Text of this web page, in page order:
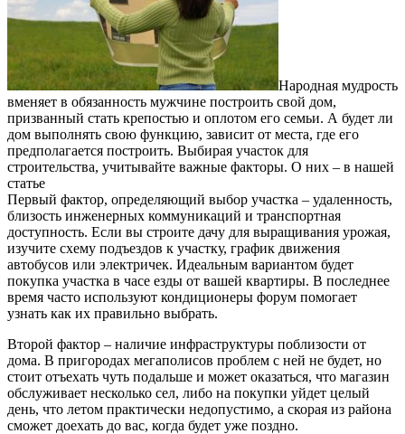
Народная мудрость
вменяет в обязанность мужчине построить свой дом,
призванный стать крепостью и оплотом его семьи. А будет ли
дом выполнять свою функцию, зависит от места, где его
предполагается построить. Выбирая участок для
строительства, учитывайте важные факторы. О них – в нашей
статье
Первый фактор, определяющий выбор участка – удаленность,
близость инженерных коммуникаций и транспортная
доступность. Если вы строите дачу для выращивания урожая,
изучите схему подъездов к участку, график движения
автобусов или электричек. Идеальным вариантом будет
покупка участка в часе езды от вашей квартиры. В последнее
время часто используют кондиционеры форум помогает
узнать как их правильно выбрать.
Второй фактор – наличие инфраструктуры поблизости от
дома. В пригородах мегаполисов проблем с ней не будет, но
стоит отъехать чуть подальше и может оказаться, что магазин
обслуживает несколько сел, либо на покупки уйдет целый
день, что летом практически недопустимо, а скорая из района
сможет доехать до вас, когда будет уже поздно.